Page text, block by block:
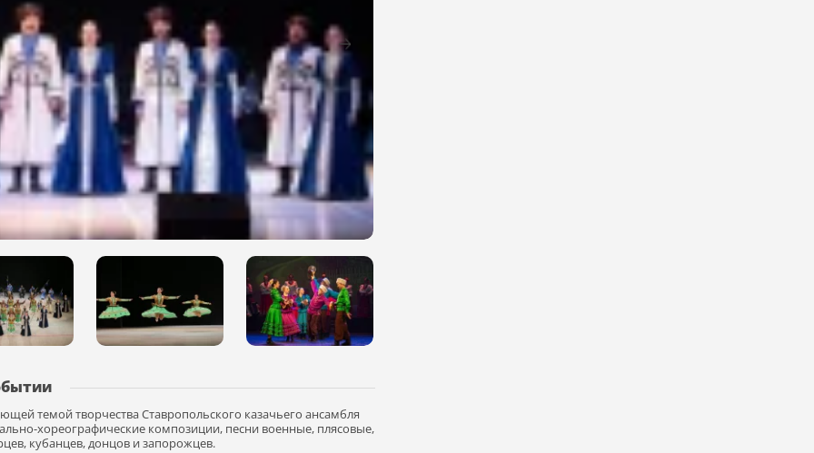
темой творчества Ставропольского казачьего ансамбля
хореографические композиции, песни военные, плясовые,
кубанцев, донцов и запорожцев.